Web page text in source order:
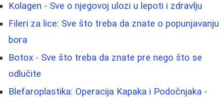
Kolagen - Sve o njegovoj ulozi u lepoti i zdravlju
Fileri za lice: Sve što treba da znate o popunjavanju
bora
Botox - Sve što treba da znate pre nego što se
odlučite
Blefaroplastika: Operacija Kapaka i Podočnjaka -